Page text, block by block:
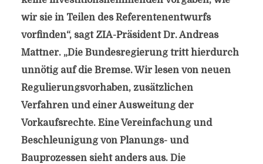
wir sie in Teilen des Referentenentwurfs
vorfinden“, sagt ZIA-Präsident Dr. Andreas
Mattner. „Die Bundesregierung tritt hierdurch
unnötig auf die Bremse. Wir lesen von neuen
Regulierungsvorhaben, zusätzlichen
Verfahren und einer Ausweitung der
Vorkaufsrechte. Eine Vereinfachung und
Beschleunigung von Planungs- und
Bauprozessen sieht anders aus. Die